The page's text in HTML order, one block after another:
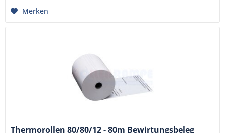
Merken
Thermorollen 80/80/12 - 80m Bewirtungsbeleg